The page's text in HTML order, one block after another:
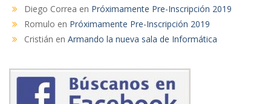
Diego Correa en Próximamente Pre-Inscripción 2019
Romulo en Próximamente Pre-Inscripción 2019
Cristián en Armando la nueva sala de Informática